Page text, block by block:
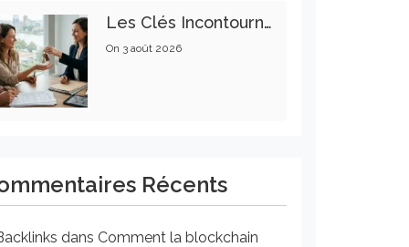
Les Clés Incontournables Pour Réussir Vos Transactions Immobilières
On 3 août 2026
Récents
dans Comment la blockchain